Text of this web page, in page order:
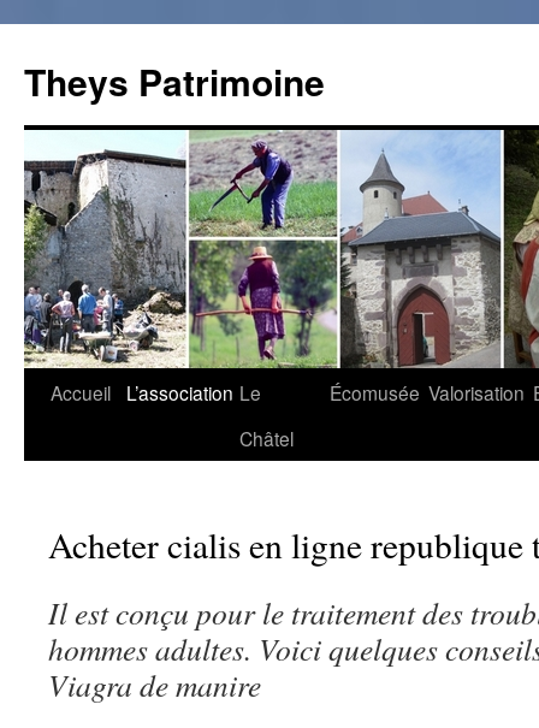
Theys Patrimoine
Aller
Accueil L’association Le
Châtel
Écomusée Valorisation
Acheter cialis en ligne republique
Ilest conçu pour le traitement des
hommes adultes. Voici quelques
Viagra de manire